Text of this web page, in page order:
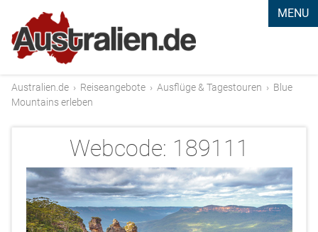
MENU
Australien.de › Reiseangebote › Ausflüge & Tagestouren › Blue
Mountains erleben
Webcode: 189111